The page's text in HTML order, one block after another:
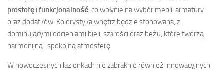
prostotę i funkcjonalność, co wpłynie na wybór mebli, armatury
oraz dodatków. Kolorystyka wnętrz będzie stonowana, z
dominującymi odcieniami bieli, szarości oraz beżu, które tworzą
harmonijną i spokojną atmosferę.
W nowoczesnych łazienkach nie zabraknie również innowacyjnych